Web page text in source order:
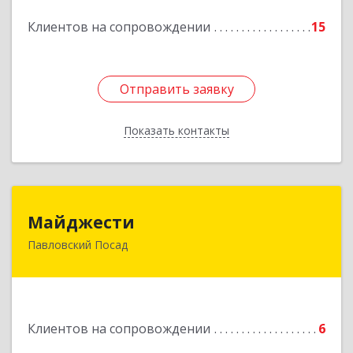
Клиентов на сопровождении 15
Отправить заявку
Показать контакты
Отправить заявку
Назад
Майджести
Павловский Посад
Клиентов на сопровождении 6
142502, Московская обл, Павлово-Посадский р-
Подробнее